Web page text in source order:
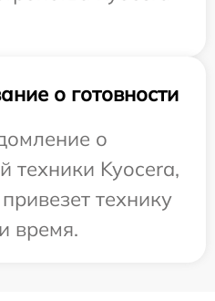
о готовности
о
техники Kyocera,
технику
время.